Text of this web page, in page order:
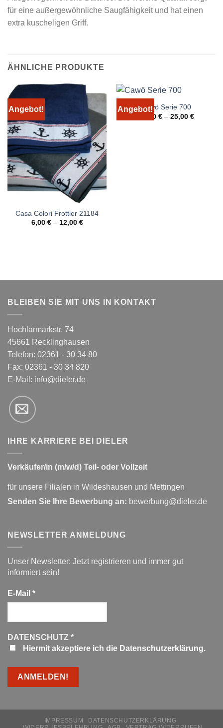
für eine außergewöhnliche Saugfähigkeit und hat einen
extra kuscheligen Griff.
ÄHNLICHE PRODUKTE
Angebot!
Casa Colori Frottier 21184
6,00 €– 12,00 €
Angebot!Cawö Serie 700
11,00 €– 25,00 €
BLEIBEN SIE MIT UNS IN KONTAKT
Hochlarmarkstr. 74
45661 Recklinghausen
Telefon: 02361 - 30 34 80
Fax: 02361 - 30 34 820
E-Mail: info@dieler.de
IHRE KARRIERE BEI DIELER
Verkäufer/in (m/w/d) Teil- oder Vollzeit
für unsere Filialen in Wildeshausen und Mettingen
Senden Sie Ihre Bewerbung an: bewerbung@dieler.de
NEWSLETTER ANMELDUNG
Unser Newsletter: Jetzt registrieren und immer gut
informiert sein!
E-Mail *
DATENSCHUTZ *
Hiermit akzeptiere ich die Datenschutzerklärung.
IMPRESSUM
DATENSCHUTZERKLÄRUNG